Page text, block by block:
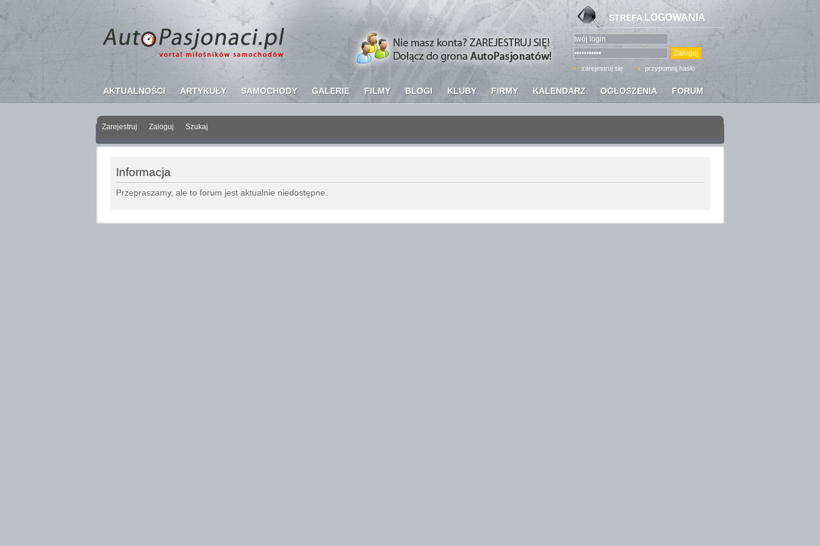
AKTUALNOŚCI ARTYKUŁY SAMOCHODY GALERIE FILMY BLOGI KLUBY FIRMY KALENDARZ OGŁOSZENIA FORUM
STREFA LOGOWANIA
zarejestruj się przypomnij hasło
Zarejestruj Zaloguj Szukaj
Informacja
Przepraszamy, ale to forum jest aktualnie niedostępne.